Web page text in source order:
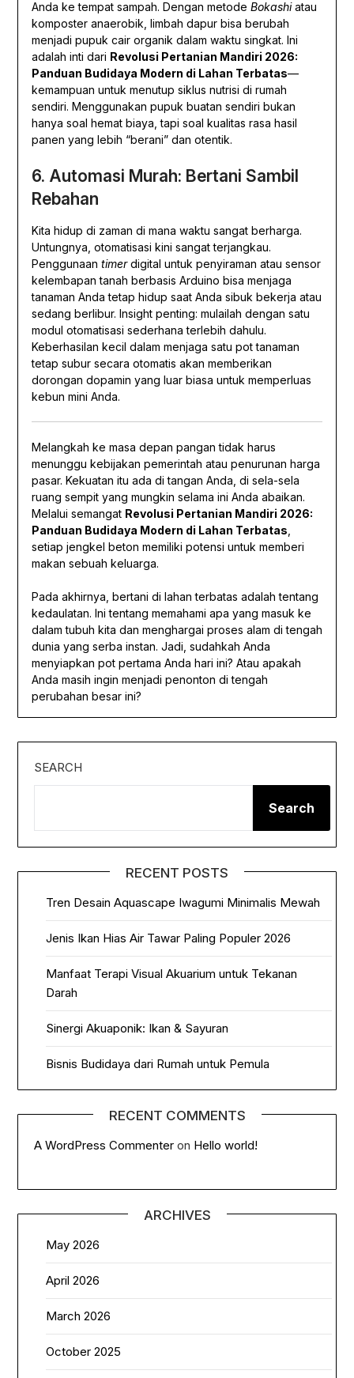
Anda ke tempat sampah. Dengan metode Bokashiatau
komposter anaerobik, limbah dapur bisa berubah
menjadi pupuk cair organik dalam waktu singkat. Ini
adalah inti dari Revolusi Pertanian Mandiri 2026:
Panduan Budidaya Modern di Lahan Terbatas—
kemampuan untuk menutup siklus nutrisi di rumah
sendiri. Menggunakan pupuk buatan sendiri bukan
hanya soal hemat biaya, tapi soal kualitas rasa hasil
panen yang lebih “berani” dan otentik.
6. Automasi Murah: Bertani Sambil
Rebahan
Kita hidup di zaman di mana waktu sangat berharga.
Untungnya, otomatisasi kini sangat terjangkau.
Penggunaan timerdigital untuk penyiraman atau sensor
kelembapan tanah berbasis Arduino bisa menjaga
tanaman Anda tetap hidup saat Anda sibuk bekerja atau
sedang berlibur. Insight penting: mulailah dengan satu
modul otomatisasi sederhana terlebih dahulu.
Keberhasilan kecil dalam menjaga satu pot tanaman
tetap subur secara otomatis akan memberikan
dorongan dopamin yang luar biasa untuk memperluas
kebun mini Anda.
Melangkah ke masa depan pangan tidak harus
menunggu kebijakan pemerintah atau penurunan harga
pasar. Kekuatan itu ada di tangan Anda, di sela-sela
ruang sempit yang mungkin selama ini Anda abaikan.
Melalui semangat Revolusi Pertanian Mandiri 2026:
Panduan Budidaya Modern di Lahan Terbatas
setiap jengkel beton memiliki potensi untuk memberi
makan sebuah keluarga.
Pada akhirnya, bertani di lahan terbatas adalah tentang
kedaulatan. Ini tentang memahami apa yang masuk ke
dalam tubuh kita dan menghargai proses alam di tengah
dunia yang serba instan. Jadi, sudahkah Anda
menyiapkan pot pertama Anda hari ini? Atau apakah
Anda masih ingin menjadi penonton di tengah
perubahan besar ini?
SEARCH
Search
RECENT POSTS
Tren Desain Aquascape Iwagumi Minimalis Mewah
Jenis Ikan Hias Air Tawar Paling Populer 2026
Manfaat Terapi Visual Akuarium untuk Tekanan
Darah
Sinergi Akuaponik: Ikan & Sayuran
Bisnis Budidaya dari Rumah untuk Pemula
RECENT COMMENTS
A WordPress Commenter on Hello world!
ARCHIVES
May 2026
April 2026
March 2026
October 2025